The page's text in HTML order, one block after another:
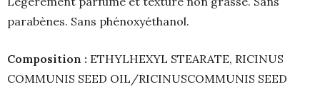
parabènes. Sans phénoxyéthanol.
Composition : ETHYLHEXYL STEARATE, RICINUS
COMMUNIS SEED OIL/RICINUSCOMMUNIS SEED